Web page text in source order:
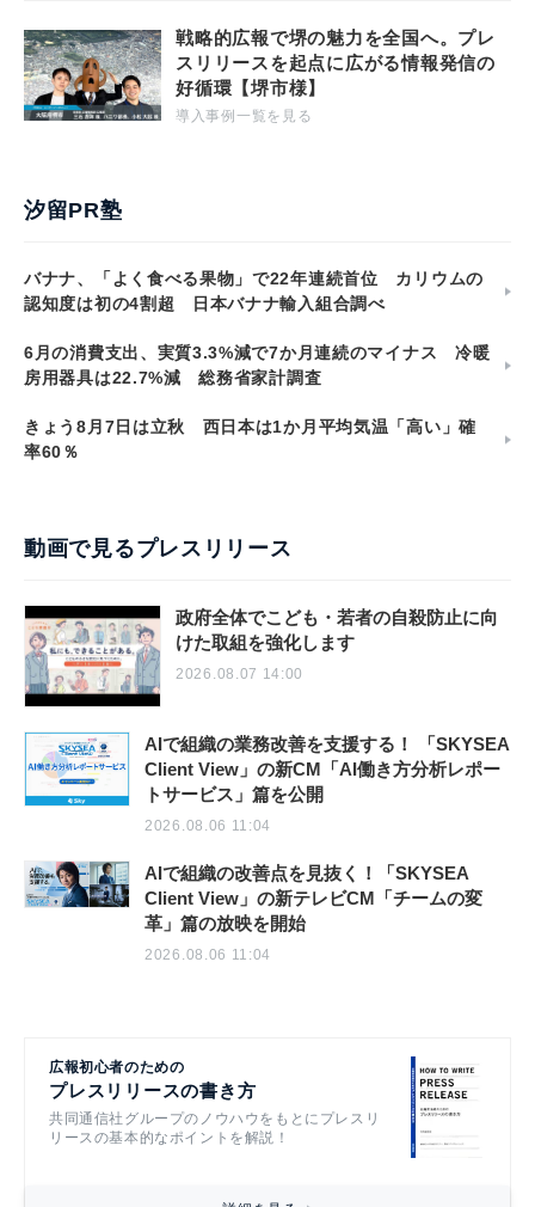
戦略的広報で堺の魅力を全国へ。プレ
スリリースを起点に広がる情報発信の
好循環【堺市様】
導入事例一覧を見る
汐留PR塾
バナナ、「よく食べる果物」で22年連続首位 カリウムの
認知度は初の4割超 日本バナナ輸入組合調べ
6月の消費支出、実質3.3%減で7か月連続のマイナス 冷暖
房用器具は22.7%減 総務省家計調査
きょう8月7日は立秋 西日本は1か月平均気温「高い」確
率60％
動画で見るプレスリリース
政府全体でこども・若者の自殺防止に向
けた取組を強化します
2026.08.07 14:00
AIで組織の業務改善を支援する！ 「SKYSEA
Client View」の新CM「AI働き方分析レポー
トサービス」篇を公開
2026.08.06 11:04
AIで組織の改善点を見抜く！「SKYSEA
Client View」の新テレビCM「チームの変
革」篇の放映を開始
2026.08.06 11:04
広報初心者のための
プレスリリースの書き方
共同通信社グループのノウハウをもとにプレスリ
リースの基本的なポイントを解説！